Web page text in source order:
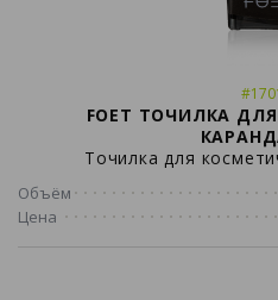
FOET ТОЧИЛКА
Точилка для
Объём
Цена